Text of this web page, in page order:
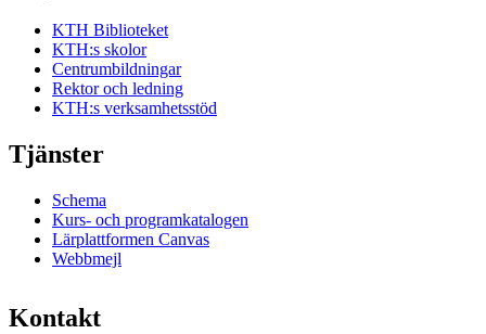
KTH Biblioteket
KTH:s skolor
Centrumbildningar
Rektor och ledning
KTH:s verksamhetsstöd
Tjänster
Schema
Kurs- och programkatalogen
Lärplattformen Canvas
Webbmejl
Kontakt